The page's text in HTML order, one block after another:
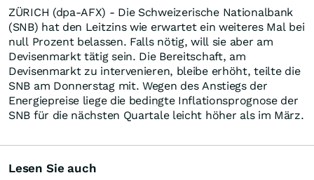
ZÜRICH (dpa-AFX) - Die Schweizerische Nationalbank
(SNB) hat den Leitzins wie erwartet ein weiteres Mal bei
null Prozent belassen. Falls nötig, will sie aber am
Devisenmarkt tätig sein. Die Bereitschaft, am
Devisenmarkt zu intervenieren, bleibe erhöht, teilte die
SNB am Donnerstag mit. Wegen des Anstiegs der
Energiepreise liege die bedingte Inflationsprognose der
SNB für die nächsten Quartale leicht höher als im März.
Lesen Sie auch